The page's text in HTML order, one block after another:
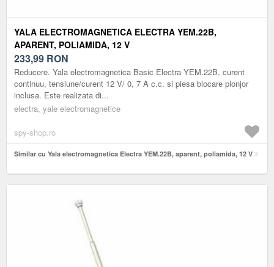
YALA ELECTROMAGNETICA ELECTRA YEM.22B,
APARENT, POLIAMIDA, 12 V
233,99 RON
Reducere. Yala electromagnetica Basic Electra YEM.22B, curent
continuu, tensiune/curent 12 V/ 0, 7 A c.c. si piesa blocare plonjor
inclusa. Este realizata di...
electra, yale electromagnetice
spy-shop.ro
Similar cu Yala electromagnetica Electra YEM.22B, aparent, poliamida, 12 V